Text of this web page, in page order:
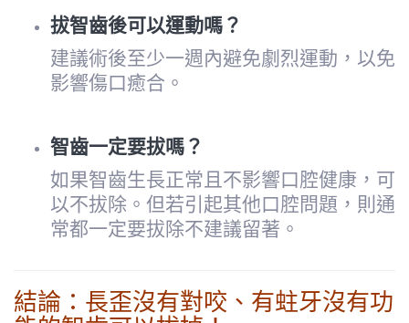
拔智齒後可以運動嗎？
建議術後至少一週內避免劇烈運動，以免
影響傷口癒合。
智齒一定要拔嗎？
如果智齒生長正常且不影響口腔健康，可
以不拔除。但若引起其他口腔問題，則通
常都一定要拔除不建議留著。
結論：長歪沒有對咬、有蛀牙沒有功